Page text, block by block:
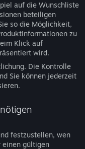
auf die Wunschliste
beteiligen
so die Möglichkeit,
zu
Klick auf
wird.
Die Kontrolle
Sie können jederzeit
festzustellen, wen
einen gültigen